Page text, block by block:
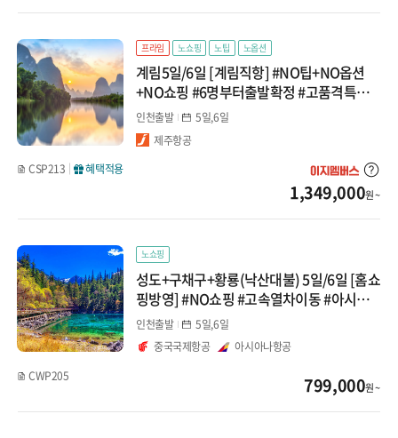
계림
구채구
곤명/여강(리장)
남경(난징)/하문
하문
프라임 노쇼핑 노팁 노옵션
계림5일/6일 [계림직항] #NO팁+NO옵션
+NO쇼핑 #6명부터출발확정 #고품격특전
ALL포함
인천출발
5일,6일
제주항공
CSP213
혜택적용
1,349,000원 ~
노쇼핑
성도+구채구+황룡(낙산대불) 5일/6일 [홈쇼
핑방영] #NO쇼핑 #고속열차이동 #아시아
나항공 #저녁출발
인천출발
5일,6일
중국국제항공
아시아나항공
CWP205
799,000원 ~